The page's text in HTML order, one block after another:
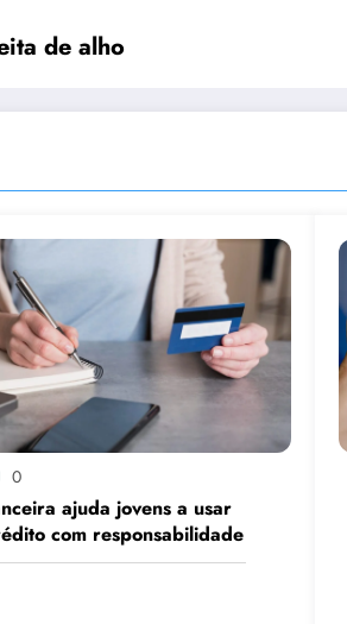
de alho
0
ajuda jovens a usar
com responsabilidade